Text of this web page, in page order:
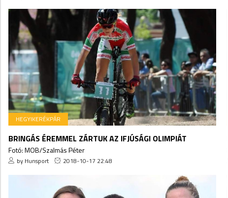
HEGYIKERÉKPÁR
BRINGÁS ÉREMMEL ZÁRTUK AZ IFJÚSÁGI OLIMPIÁT
Fotó: MOB/Szalmás Péter
by Hunsport 2018-10-17 22:48